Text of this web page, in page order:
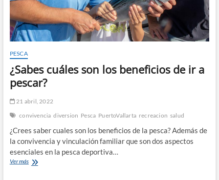
PESCA
¿Sabes cuáles son los beneficios de ir a
pescar?
21 abril, 2022
convivencia diversion Pesca PuertoVallarta recreacion salud
¿Crees saber cuales son los beneficios de la pesca? Además de
la convivencia y vinculación familiar que son dos aspectos
esenciales en la pesca deportiva…
Ver más¿Sabes